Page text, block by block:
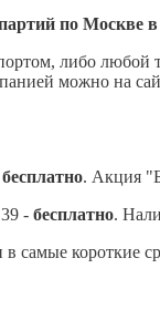
по Москве
либо любой
можно на
. Акция
- бесплатно.
самые короткие